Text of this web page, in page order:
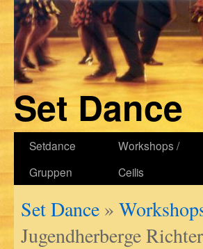
Set Dance
Setdance
Gruppen
Workshops /
Ceilis
Set Dance »
Jugendherberge